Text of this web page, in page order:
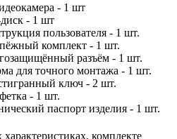
- 1 шт
- 1 шт
пользователя - 1 шт.
комплект - 1 шт.
разъём - 1 шт.
для точного монтажа - 1 шт.
ключ - 2 шт.
- 1 шт.
паспорт изделия - 1 шт.
комплекте